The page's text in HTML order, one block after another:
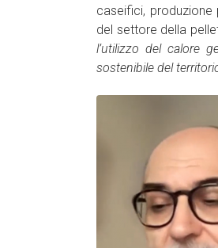
caseifici,
del settore della
l’utilizzo del calore
sostenibile del